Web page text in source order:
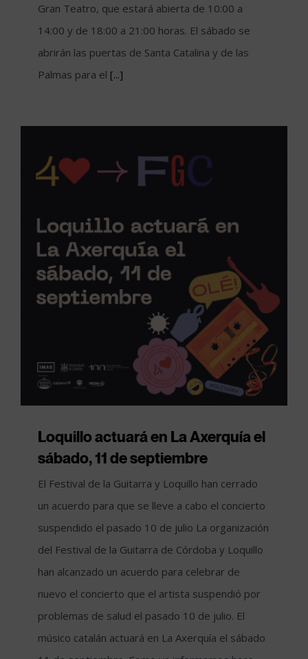
Gran Teatro, que estará abierta de 10:00 a
14:00 y de 18:00 a 21:00 horas. El sábado se
abrirán las puertas de Santa Catalina y de las
Palmas para el [...]
Loquillo actuará en La Axerquía el
sábado, 11 de septiembre
El Festival de la Guitarra y Loquillo han cerrado
un acuerdo para que se lleve a cabo el concierto
suspendido el pasado 10 de julio La organización
del Festival de la Guitarra de Córdoba y Loquillo
han alcanzado un acuerdo para celebrar de
nuevo el concierto que el artista suspendió por
problemas de salud el pasado 10 de julio. El
músico catalán actuará en La Axerquía el sábado